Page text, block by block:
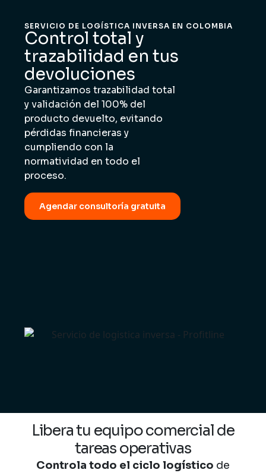
SERVICIO DE LOGÍSTICA INVERSA EN COLOMBIA
Control total y
trazabilidad en tus
devoluciones
Garantizamos trazabilidad total
y validación del 100% del
producto devuelto, evitando
pérdidas financieras y
cumpliendo con la
normatividad en todo el
proceso.
Agendar consultoría gratuita
Libera tu equipo comercial de
tareas operativas
Controla todo el ciclo logístico de